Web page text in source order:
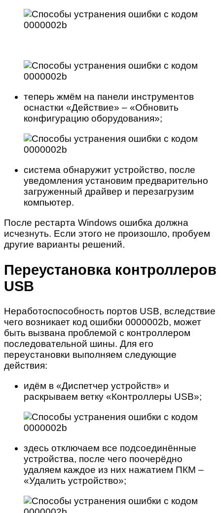
теперь жмём на панели инструментов
оснастки «Действие» – «Обновить
конфигурацию оборудования»;
система обнаружит устройство, после
уведомления установим предварительно
загруженный драйвер и перезагрузим
компьютер.
После рестарта Windows ошибка должна
исчезнуть. Если этого не произошло, пробуем
другие варианты решений.
Переустановка контроллеров
USB
Неработоспособность портов USB, вследствие
чего возникает код ошибки 0000002b, может
быть вызвана проблемой с контроллером
последовательной шины. Для его
переустановки выполняем следующие
действия:
идём в «Диспетчер устройств» и
раскрываем ветку «Контроллеры USB»;
здесь отключаем все подсоединённые
устройства, после чего поочерёдно
удаляем каждое из них нажатием ПКМ –
«Удалить устройство»;